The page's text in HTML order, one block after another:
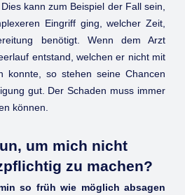
kann zum Beispiel der Fall sein,
Eingriff ging, welcher Zeit,
benötigt. Wenn dem Arzt
entstand, welchen er nicht mit
konnte, so stehen seine Chancen
gut. Der Schaden muss immer
können.
um mich nicht
zu machen?
so früh wie möglich absagen